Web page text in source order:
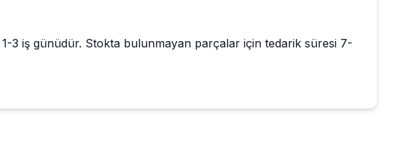
3 iş günüdür. Stokta bulunmayan parçalar için tedarik süresi 7-